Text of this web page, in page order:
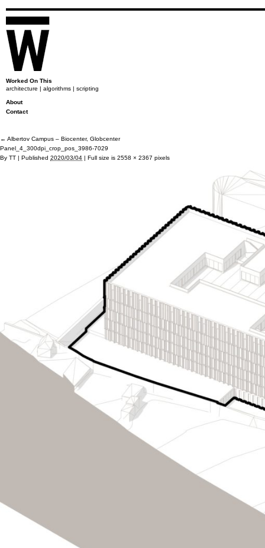
Worked On This
architecture | algorithms | scripting
About
Contact
← Albertov Campus – Biocenter, Globcenter
Panel_4_300dpi_crop_pos_3986-7029
By TT | Published 2020/03/04 | Full size is 2558 × 2367 pixels